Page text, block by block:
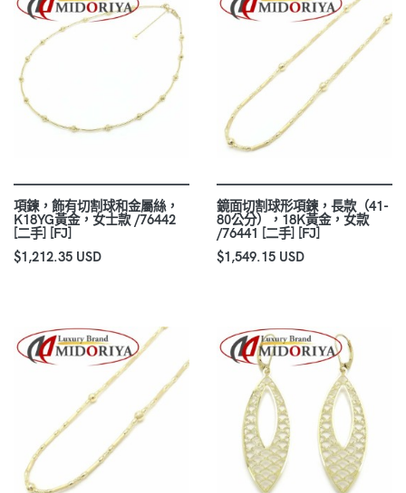
項鍊，飾有切割球和金屬絲，
K18YG黃金，女士款 /76442
[二手] [FJ]
$1,212.35 USD
鏡面切割球形項鍊，長款（41-
80公分），18K黃金，女款
/76441 [二手] [FJ]
$1,549.15 USD